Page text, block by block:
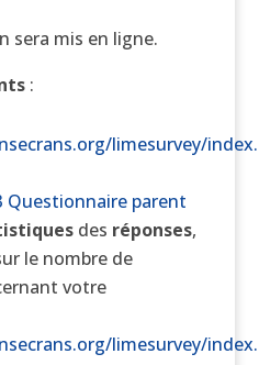
sera mis en ligne.
:
limesurvey/
Questionnaire parent
des réponses,
le nombre de
votre
limesurvey/